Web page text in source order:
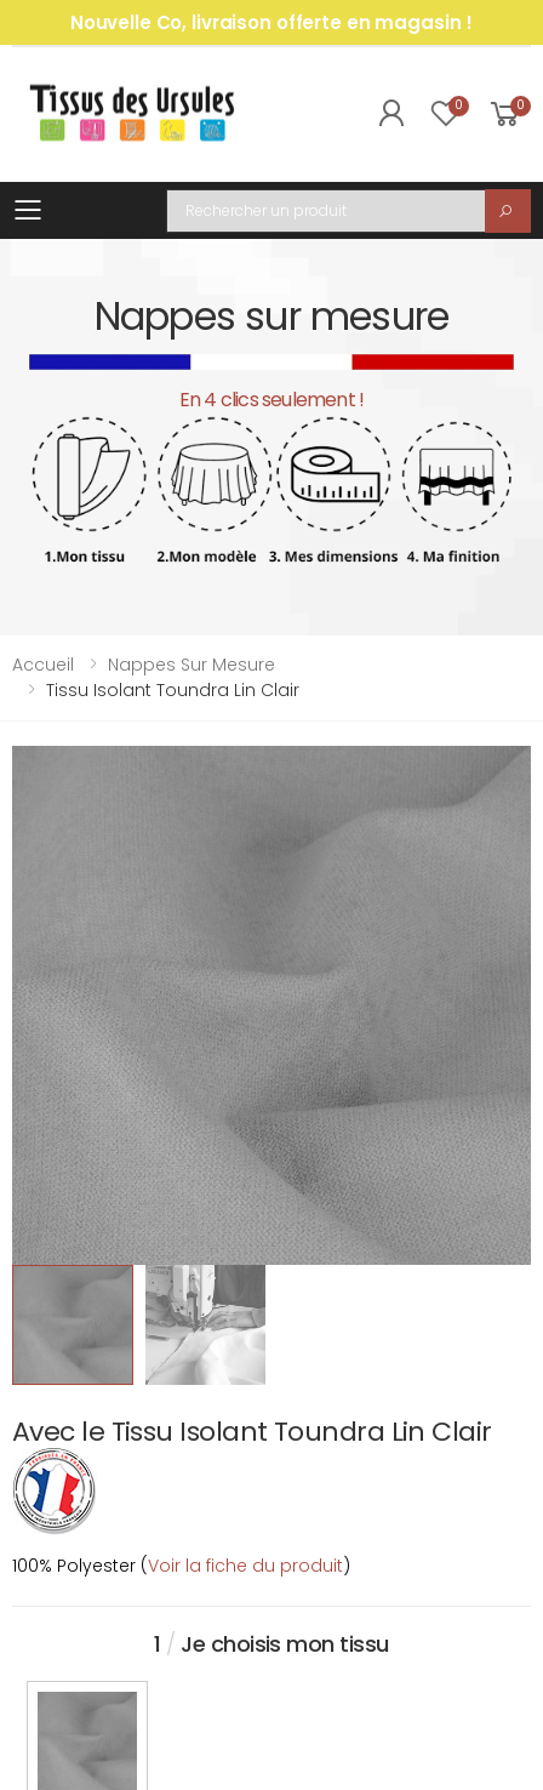
Nouvelle Co, livraison offerte en magasin !
0 0
Toggle mobile menu
Recherche
Nappes sur mesure
En 4 clics seulement !
Accueil
Nappes Sur Mesure
Tissu Isolant Toundra Lin Clair
Avec le Tissu Isolant Toundra Lin Clair
100% Polyester (Voir la fiche du produit)
1 / Je choisis mon tissu